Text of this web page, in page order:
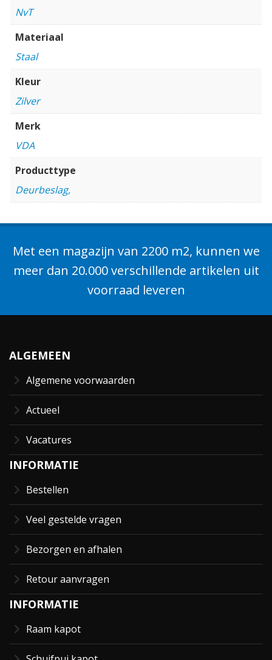
NvT
Materiaal
Staal
Kleur
Zilver
Merk
VDA
Producttype
Deurbeslag,
Met een magazijn van 2200 m2, kunnen we
meer dan 20.000 verschillende artikelen uit
voorraad leveren
ALGEMEEN
Algemene voorwaarden
Actueel
Vacatures
INFORMATIE
Bestellen
Veel gestelde vragen
Bezorgen en afhalen
Retour aanvragen
INFORMATIE
Raam kapot